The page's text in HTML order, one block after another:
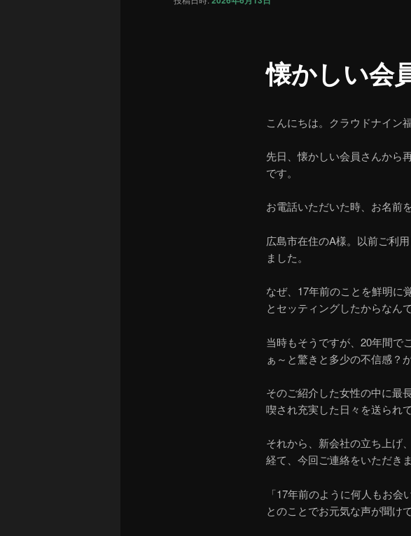
懐かしい会
こんにちは。クラウドナイン福
先日、懐かしい会員さんから
です。
お電話いただいた時、お名前
広島市在住のA様。以前ご利
ました。
なぜ、17年前のことを鮮明に
とセッティングしたからなんで
当時もそうですが、20年間で
ぁ～と驚きと多少の不信感？
そのご紹介した女性の中に最
喫され充実した日々を送られ
それから、新会社の立ち上げ
経て、今回ご連絡をいただきま
「17年前のように何人もお
とのことでお元気な声が聞け